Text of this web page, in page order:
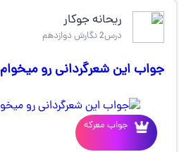
ریحانه جوکار
درس2 نگارش دوازدهم
جواب این شعرگردانی رو میخوام
جواب معرکه